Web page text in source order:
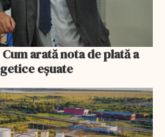
arată nota de plată a
eșuate